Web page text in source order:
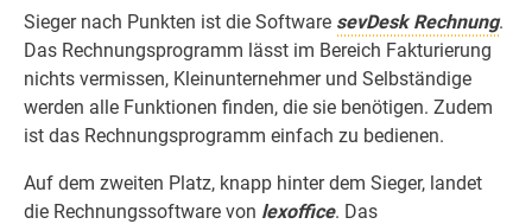
Sieger nach Punkten ist die Software sevDesk Rechnung.
Das Rechnungsprogramm lässt im Bereich Fakturierung
nichts vermissen, Kleinunternehmer und Selbständige
werden alle Funktionen finden, die sie benötigen. Zudem
ist das Rechnungsprogramm einfach zu bedienen.
Auf dem zweiten Platz, knapp hinter dem Sieger, landet
die Rechnungssoftware von lexoffice. Das